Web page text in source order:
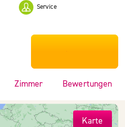
Service
***************
Zimmer Bewertungen
Karte